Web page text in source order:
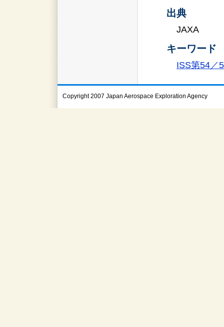
出典
JAXA
キーワード
ISS第54／
Copyright 2007 Japan Aerospace Exploration Agency